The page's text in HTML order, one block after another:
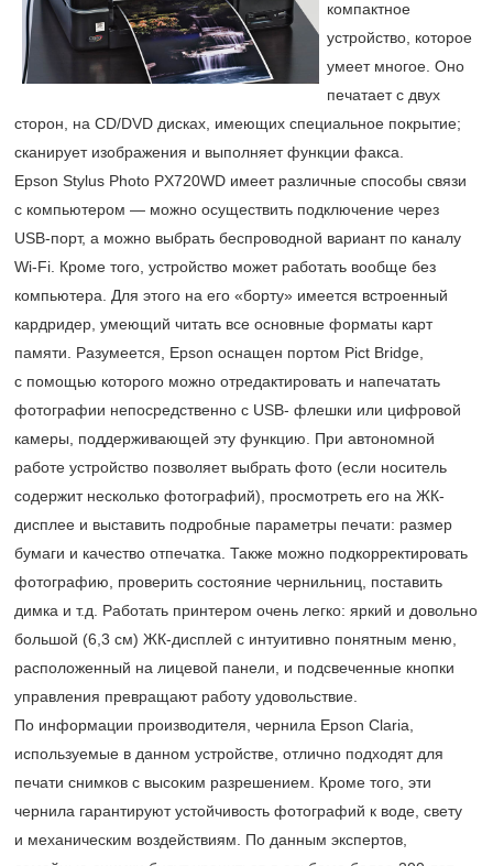
компактное
устройство, которое
умеет многое. Оно
печатает с двух
сторон, на CD/DVD дисках, имеющих специальное покрытие;
сканирует изображения и выполняет функции факса.
Epson Stylus Photo PX720WD имеет различные способы связи
с компьютером — можно осуществить подключение через
USB-порт, а можно выбрать беспроводной вариант по каналу
Wi-Fi. Кроме того, устройство может работать вообще без
компьютера. Для этого на его «борту» имеется встроенный
кардридер, умеющий читать все основные форматы карт
памяти. Разумеется, Epson оснащен портом Pict Bridge,
с помощью которого можно отредактировать и напечатать
фотографии непосредственно с USB- флешки или цифровой
камеры, поддерживающей эту функцию. При автономной
работе устройство позволяет выбрать фото (если носитель
содержит несколько фотографий), просмотреть его на ЖК-
дисплее и выставить подробные параметры печати: размер
бумаги и качество отпечатка. Также можно подкорректировать
фотографию, проверить состояние чернильниц, поставить
димка и т.д. Работать принтером очень легко: яркий и довольно
большой (6,3 см) ЖК-дисплей с интуитивно понятным меню,
расположенный на лицевой панели, и подсвеченные кнопки
управления превращают работу удовольствие.
По информации производителя, чернила Epson Claria,
используемые в данном устройстве, отлично подходят для
печати снимков с высоким разрешением. Кроме того, эти
чернила гарантируют устойчивость фотографий к воде, свету
и механическим воздействиям. По данным экспертов,